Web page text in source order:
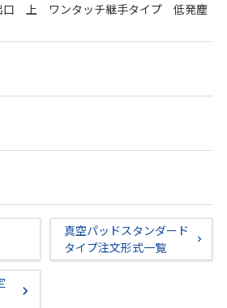
口 上 ワンタッチ継手タイプ 低発塵
真空パッドスタンダード
タイプ注文形式一覧